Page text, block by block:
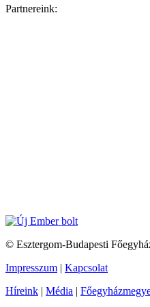
Partnereink:
© Esztergom-Budapesti
Impresszum | Kapcsolat
Híreink | Média |